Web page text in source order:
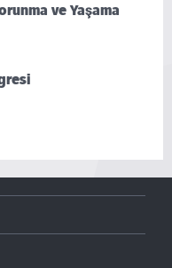
ve Yaşama